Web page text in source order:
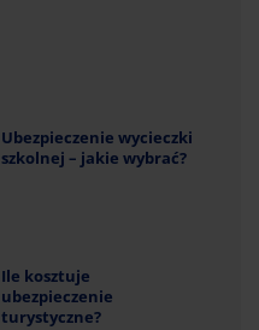
Ubezpieczenie wycieczki
szkolnej – jakie wybrać?
Ile kosztuje
ubezpieczenie
turystyczne?